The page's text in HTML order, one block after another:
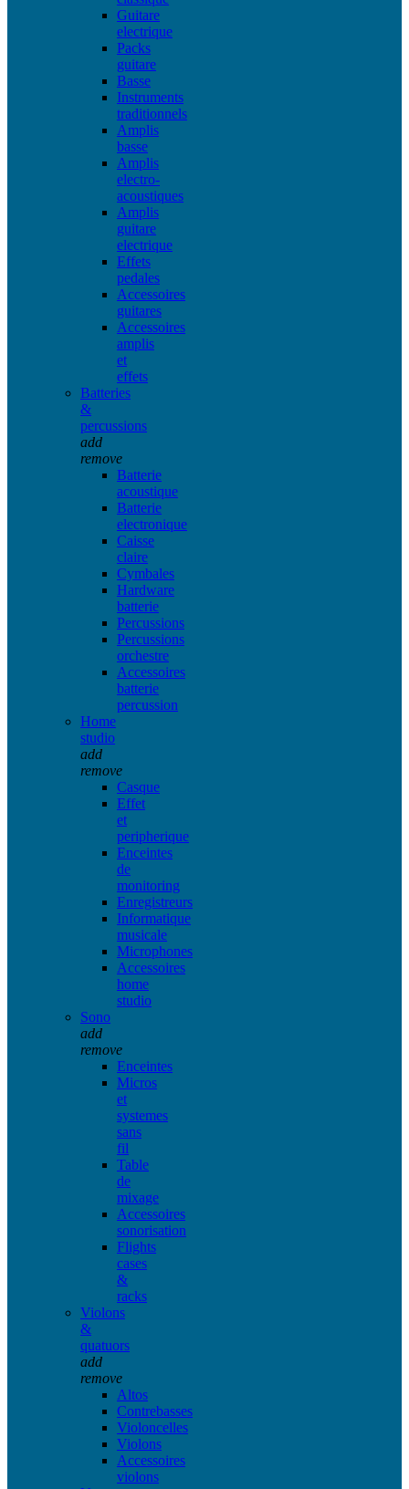
Guitare
electrique
Packs
guitare
Basse
Instruments
traditionnels
Amplis
basse
Amplis
electro-
acoustiques
Amplis
guitare
electrique
Effets
pedales
Accessoires
guitares
Accessoires
amplis
et
effets
Batteries
&
percussions
add
remove
Batterie
acoustique
Batterie
electronique
Caisse
claire
Cymbales
Hardware
batterie
Percussions
Percussions
orchestre
Accessoires
batterie
percussion
Home
studio
add
remove
Casque
Effet
et
peripherique
Enceintes
de
monitoring
Enregistreurs
Informatique
musicale
Microphones
Accessoires
home
studio
Sono
add
remove
Enceintes
Micros
et
systemes
sans
fil
Table
de
mixage
Accessoires
sonorisation
Flights
cases
&
racks
Violons
&
quatuors
add
remove
Altos
Contrebasses
Violoncelles
Violons
Accessoires
violons